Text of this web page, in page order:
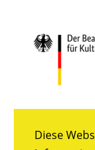
Diese